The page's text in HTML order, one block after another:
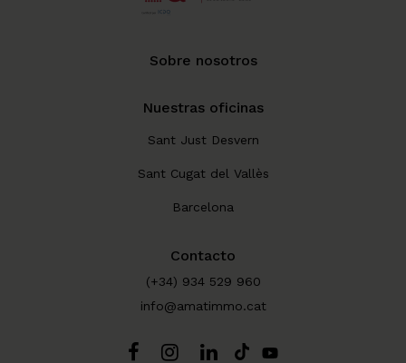
Sobre nosotros
Nuestras oficinas
Sant Just Desvern
Sant Cugat del Vallès
Barcelona
Contacto
(+34) 934 529 960
info@amatimmo.cat